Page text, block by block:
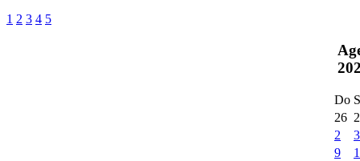
1 2 3 4 5
Do
26
2
3
9